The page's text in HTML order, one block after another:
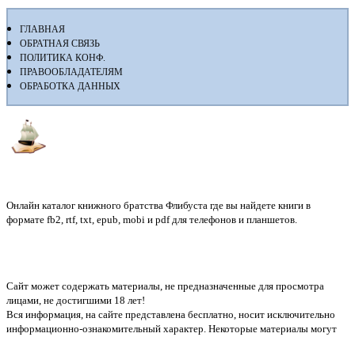
ГЛАВНАЯ
ОБРАТНАЯ СВЯЗЬ
ПОЛИТИКА КОНФ.
ПРАВООБЛАДАТЕЛЯМ
ОБРАБОТКА ДАННЫХ
Онлайн каталог книжного братства Флибуста где вы найдете книги в
формате fb2, rtf, txt, epub, mobi и pdf для телефонов и планшетов.
Сайт может содержать материалы, не предназначенные для просмотра
лицами, не достигшими 18 лет!
Вся информация, на сайте представлена бесплатно, носит исключительно
информационно-ознакомительный характер. Некоторые материалы могут